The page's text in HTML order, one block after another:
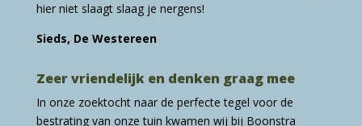
hier niet slaagt slaag je nergens!
Sieds, De Westereen
Zeer vriendelijk en denken graag mee
In onze zoektocht naar de perfecte tegel voor de
bestrating van onze tuin kwamen wij bij Boonstra